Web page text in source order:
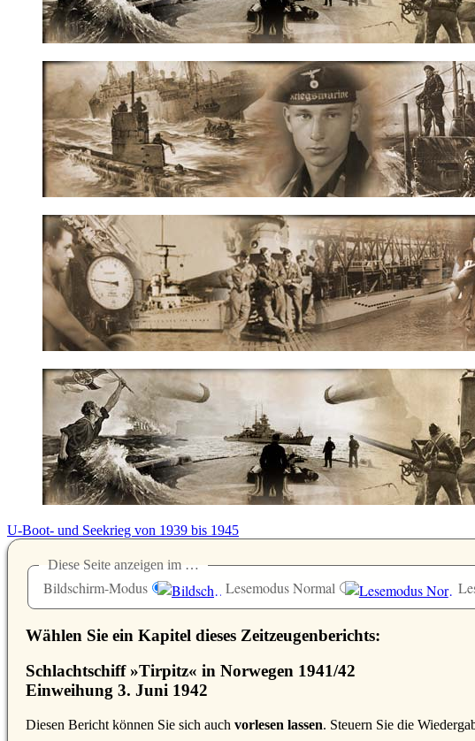
U-Boot- und Seekrieg von 1939 bis 1945
Diese Seite anzeigen im …
Bildschirm-Modus Lesemodus Normal
Wählen Sie ein Kapitel dieses Zeitzeugenberichts:
Schlachtschiff »Tirpitz« in Norwegen 1941/42
Einweihung 3. Juni 1942
Diesen Bericht können Sie sich auch vorlesen lassen. Steuern Sie die